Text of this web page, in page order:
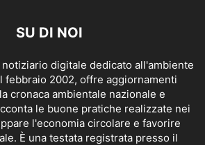
SU DI NOI
digitale dedicato all'ambiente
febbraio 2002, offre aggiornamenti
cronaca ambientale nazionale e
le buone pratiche realizzate nei
l'economia circolare e favorire
È una testata registrata presso il